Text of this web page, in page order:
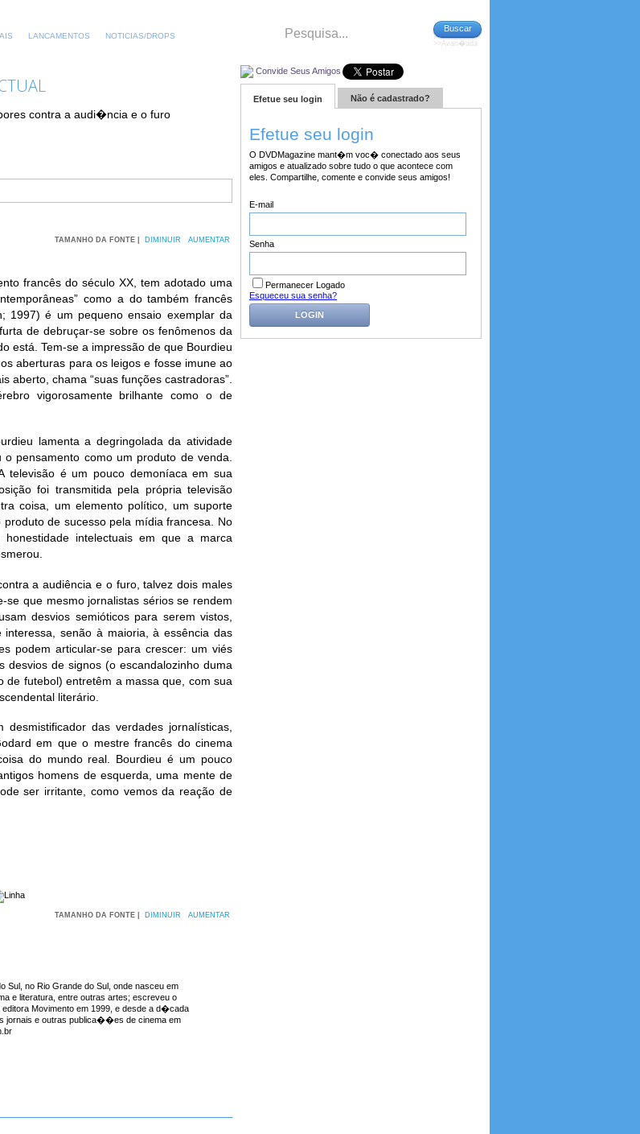
LANCAMENTOS NOTICIAS/DROPS
Buscar
>>Avan�ada
contra a audi�ncia e o furo
TAMANHO DA FONTE | DIMINUIR AUMENTAR
francês do século XX, tem adotado uma
como a do também francês
1997) é um pequeno ensaio exemplar da
de debruçar-se sobre os fenômenos da
está. Tem-se a impressão de que Bourdieu
aberturas para os leigos e fosse imune ao
aberto, chama “suas funções castradoras”.
vigorosamente brilhante como o de
lamenta a degringolada da atividade
pensamento como um produto de venda.
televisão é um pouco demoníaca em sua
foi transmitida pela própria televisão
coisa, um elemento político, um suporte
de sucesso pela mídia francesa. No
intelectuais em que a marca
a audiência e o furo, talvez dois males
se que mesmo jornalistas sérios se rendem
desvios semióticos para serem vistos,
senão à maioria, à essência das
podem articular-se para crescer: um viés
de signos (o escandalozinho duma
de futebol) entretêm a massa que, com sua
literário.
das verdades jornalísticas,
em que o mestre francês do cinema
do mundo real. Bourdieu é um pouco
homens de esquerda, uma mente de
ser irritante, como vemos da reação de
TAMANHO DA FONTE | DIMINUIR AUMENTAR
no Rio Grande do Sul, onde nasceu em
e literatura, entre outras artes; escreveu o
Movimento em 1999, e desde a d�cada
jornais e outras publica��es de cinema em
Convide Seus Amigos
Efetue seu login Não é cadastrado?
Efetue seu login
O DVDMagazine mant�m voc� conectado aos seus
amigos e atualizado sobre tudo o que acontece com
eles. Compartilhe, comente e convide seus amigos!
E-mail
Senha
Permanecer Logado
Esqueceu sua senha?
LOGIN